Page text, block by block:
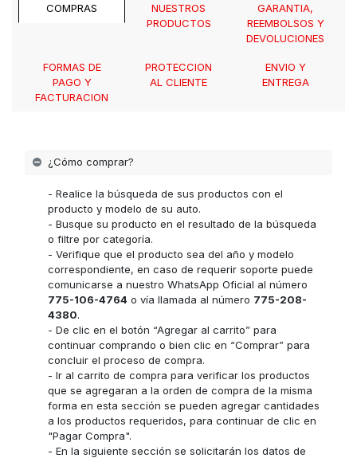
COMPRAS
NUESTROS
PRODUCTOS
GARANTIA,
REEMBOLSOS Y
DEVOLUCIONES
FORMAS DE
PAGO Y
FACTURACION
PROTECCION
AL CLIENTE
ENVIO Y
ENTREGA
¿Cómo comprar?
- Realice la búsqueda de sus productos con el
producto y modelo de su auto.
- Busque su producto en el resultado de la búsqueda
o filtre por categoría.
- Verifique que el producto sea del año y modelo
correspondiente, en caso de requerir soporte puede
comunicarse a nuestro WhatsApp Oficial al número
775-106-4764 o vía llamada al número 775-208-
4380.
- De clic en el botón “Agregar al carrito” para
continuar comprando o bien clic en “Comprar” para
concluir el proceso de compra.
- Ir al carrito de compra para verificar los productos
que se agregaran a la orden de compra de la misma
forma en esta sección se pueden agregar cantidades
a los productos requeridos, para continuar de clic en
"Pagar Compra".
- En la siguiente sección se solicitarán los datos de